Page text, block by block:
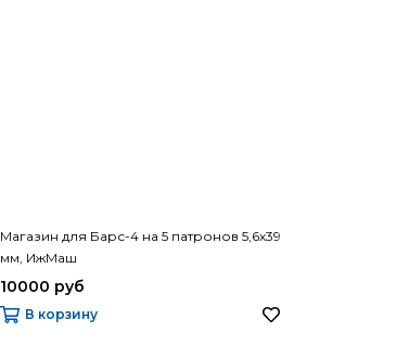
Магазин для Барс-4 на 5 патронов 5,6х39
мм, ИжМаш
10000 руб
В корзину